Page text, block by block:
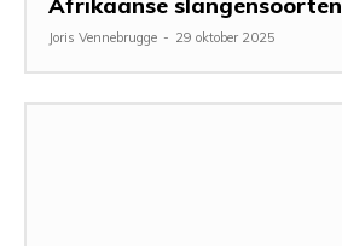
Joris Vennebrugge - 29 oktober 2025